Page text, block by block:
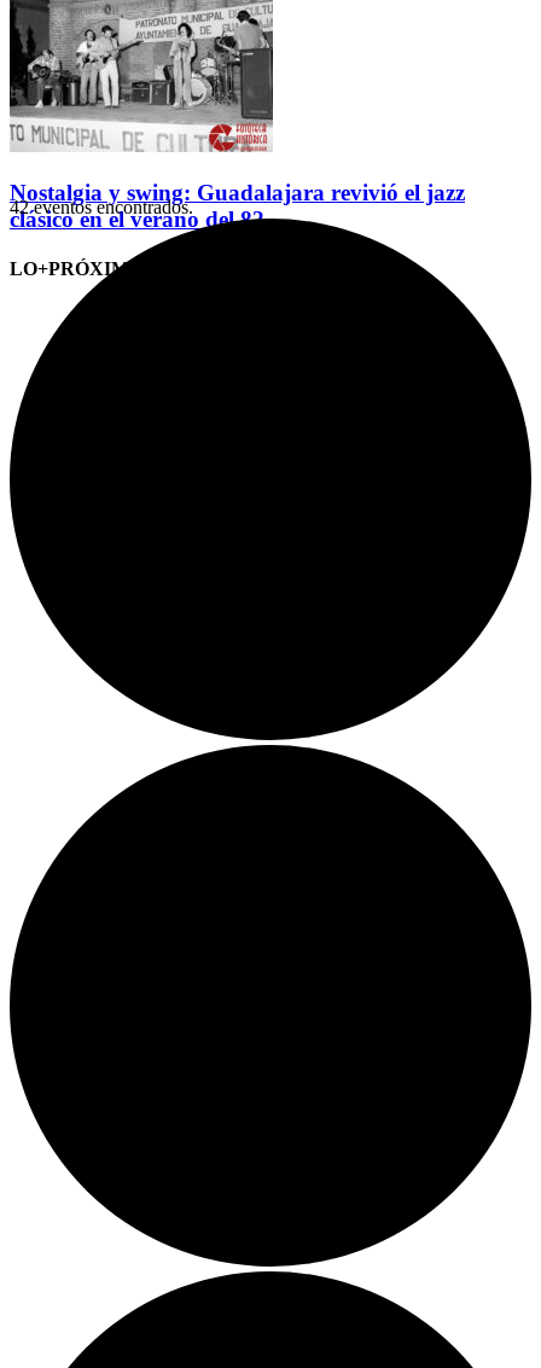
Nostalgia y swing: Guadalajara revivió el jazz
clásico en el verano del 82
LO+PRÓXIMO (CITAS)
42 eventos encontrados.